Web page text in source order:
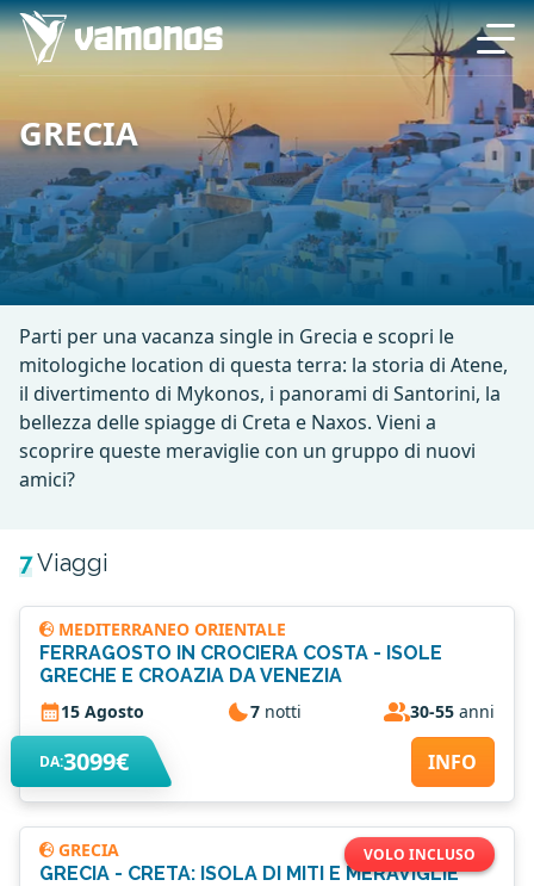
GRECIA
Parti per una vacanza single in Grecia e scopri le
mitologiche location di questa terra: la storia di Atene,
il divertimento di Mykonos, i panorami di Santorini, la
bellezza delle spiagge di Creta e Naxos. Vieni a
scoprire queste meraviglie con un gruppo di nuovi
amici?
7Viaggi
MEDITERRANEO ORIENTALE
FERRAGOSTO IN CROCIERA COSTA - ISOLE
GRECHE E CROAZIA DA VENEZIA
15 Agosto
7 notti 30-55 anni
DA:3099€ INFO
VOLO INCLUSO
GRECIA
GRECIA - CRETA: ISOLA DI MITI E MERAVIGLIE